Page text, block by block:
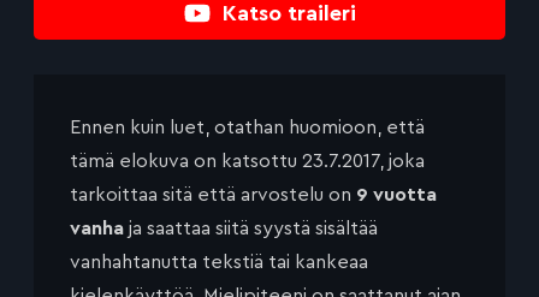
Katso traileri
Ennen kuin luet, otathan huomioon, että
tämä elokuva on katsottu 23.7.2017, joka
tarkoittaa sitä että arvostelu on 9 vuotta
vanha ja saattaa siitä syystä sisältää
vanhahtanutta tekstiä tai kankeaa